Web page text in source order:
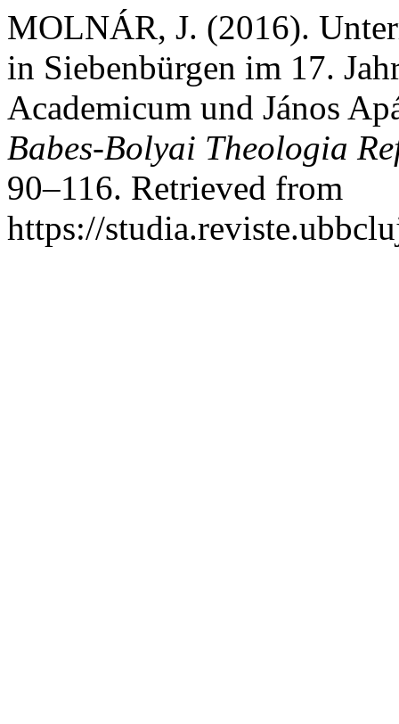
MOLNÁR, J. (2016).
in Siebenbürgen im 17.
Academicum und János
Babes-Bolyai Theologia
90–116. Retrieved from
https://